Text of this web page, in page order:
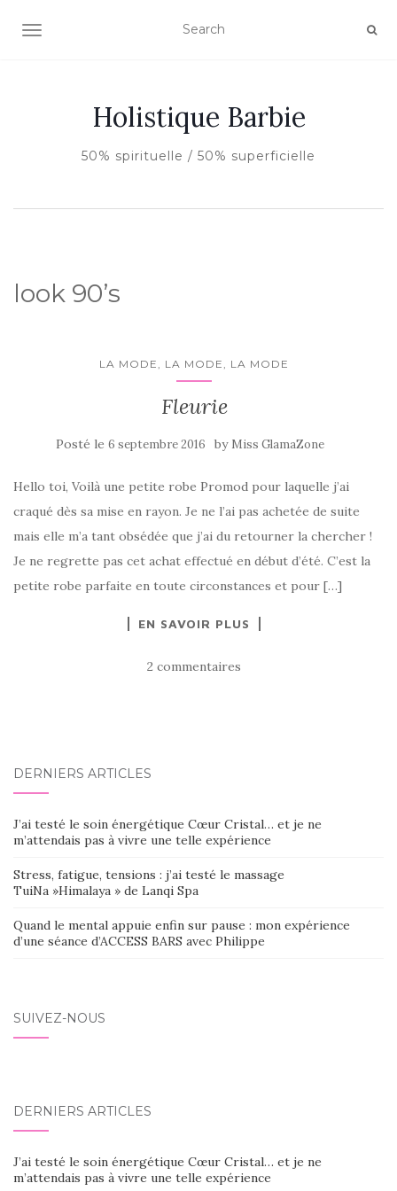
AFFICHER/MASQUER LA NAVIGATION
Holistique Barbie
50% spirituelle / 50% superficielle
look 90’s
LA MODE, LA MODE, LA MODE
Fleurie
Posté le 6 septembre 2016 by Miss GlamaZone
Hello toi, Voilà une petite robe Promod pour laquelle j’ai
craqué dès sa mise en rayon. Je ne l’ai pas achetée de suite
mais elle m’a tant obsédée que j’ai du retourner la chercher !
Je ne regrette pas cet achat effectué en début d’été. C’est la
petite robe parfaite en toute circonstances et pour […]
EN SAVOIR PLUS
2 commentaires
DERNIERS ARTICLES
J’ai testé le soin énergétique Cœur Cristal… et je ne
m’attendais pas à vivre une telle expérience
Stress, fatigue, tensions : j’ai testé le massage
TuiNa »Himalaya » de Lanqi Spa
Quand le mental appuie enfin sur pause : mon expérience
d’une séance d’ACCESS BARS avec Philippe
SUIVEZ-NOUS
DERNIERS ARTICLES
J’ai testé le soin énergétique Cœur Cristal… et je ne
m’attendais pas à vivre une telle expérience